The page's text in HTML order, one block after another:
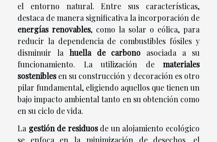
el entorno natural. Entre sus características,
destaca de manera significativa la incorporación de
energías renovables, como la solar o eólica, para
reducir la dependencia de combustibles fósiles y
disminuir la huella de carbono asociada a su
funcionamiento. La utilización de materiales
sosteniblesen su construcción y decoración es otro
pilar fundamental, eligiendo aquellos que tienen un
bajo impacto ambiental tanto en su obtención como
en su ciclo de vida.
La gestión de residuosde un alojamiento ecológico
se enfoca en la minimización de desechos, el